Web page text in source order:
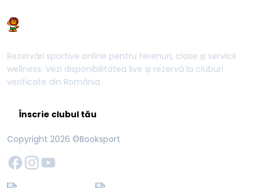
Rezervări sportive online pentru terenuri, clase și servicii
wellness. Vezi disponibilitatea live și rezervă la cluburi
verificate din România.
Înscrie clubul tău
Copyright 2026 ©Booksport